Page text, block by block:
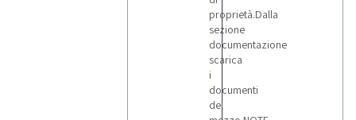
proprietà.Dalla
sezione
documentazione
scarica
i
documenti
del